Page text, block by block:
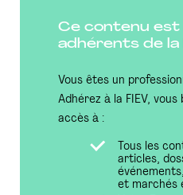
Ce contenu est
adhérents de la
Vous êtes un
Adhérez à la FIEV,
accès à :
Tous les
articles,
et marchés